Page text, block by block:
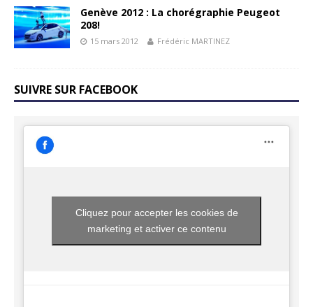
Genève 2012 : La chorégraphie Peugeot
208!
15 mars 2012 Frédéric MARTINEZ
SUIVRE SUR FACEBOOK
Cliquez pour accepter les cookies de
marketing et activer ce contenu